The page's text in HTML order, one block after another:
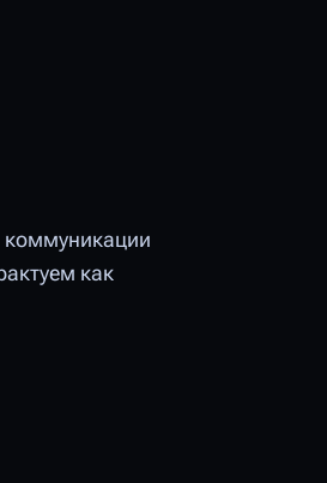
коммуникации
как